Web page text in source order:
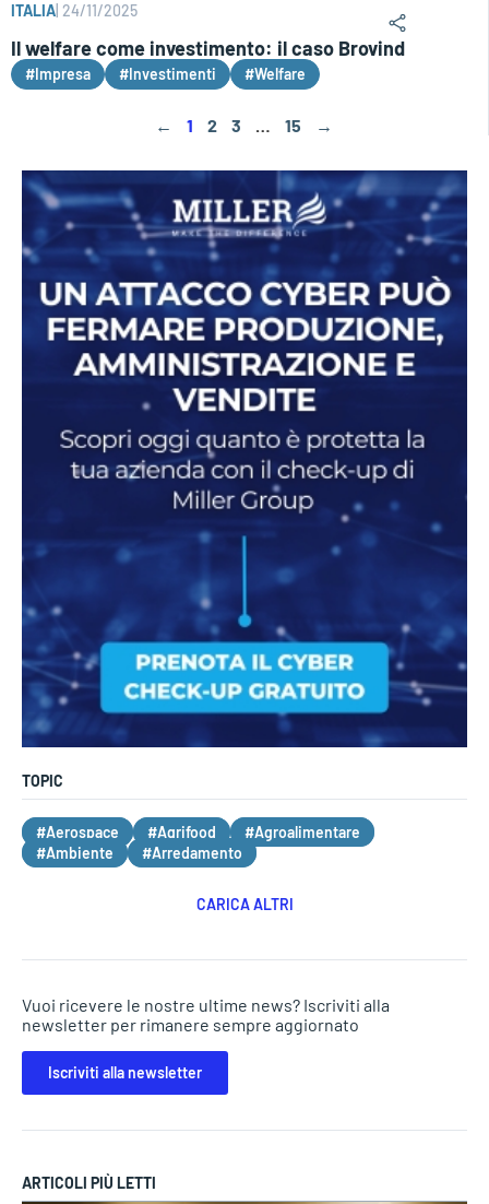
ITALIA 24/11/2025
Il welfare come investimento: il caso Brovind
#Impresa #Investimenti #Welfare
← 1 2 3 … 15 →
TOPIC
#Aerospace #Agrifood
#Agroalimentare
#Ambiente
#Arredamento
CARICA ALTRI
Vuoi ricevere le nostre ultime news? Iscriviti alla
newsletter per rimanere sempre aggiornato
Iscriviti alla newsletter
ARTICOLI PIÙ LETTI